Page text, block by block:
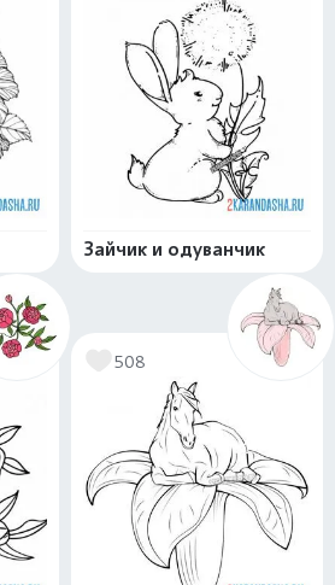
Зайчик и одуванчик
508